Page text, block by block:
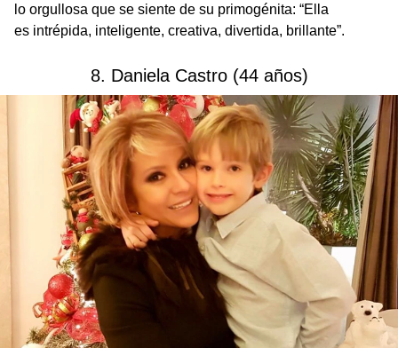
lo orgullosa que se siente de su primogénita: “Ella
es intrépida, inteligente, creativa, divertida, brillante”.
8. Daniela Castro (44 años)